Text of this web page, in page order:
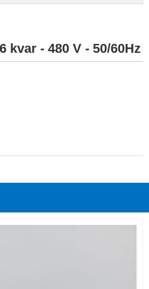
kvar - 480 V - 50/60Hz